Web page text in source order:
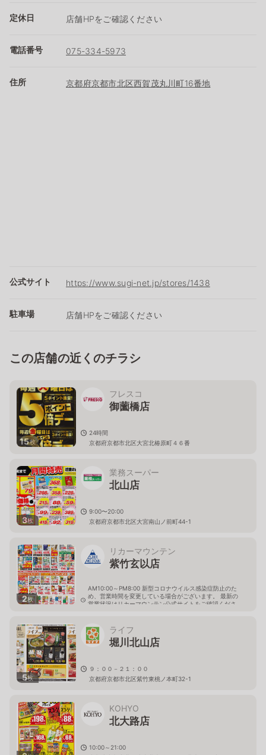
定休日 店舗HPをご確認ください
電話番号 075-334-5973
住所 京都府京都市北区西賀茂丸川町16番地
公式サイト https://www.sugi-net.jp/stores/1438
駐車場 店舗HPをご確認ください
この店舗の近くのチラシ
15枚
フレスコ
御薗橋店
24時間
京都府京都市北区大宮北椿原町４６番
3枚
業務スーパー
北山店
9:00〜20:00
京都府京都市北区大宮南山ノ前町44-1
2枚
リカーマウンテン
紫竹玄以店
AM10:00～PM8:00 新型コロナウイルス感染症防止のた
め、営業時間を変更している場合がございます。 最新の
営業状況はリカーマウンテン公式サイトをご確認くださ
5枚
ライフ
堀川北山店
９：００－２１：００
京都府京都市北区紫竹東桃ノ本町32-1
KOHYO
北大路店
10:00～21:00